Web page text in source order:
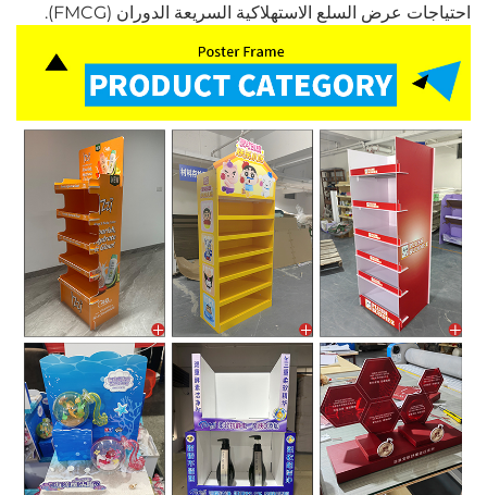
احتياجات عرض السلع الاستهلاكية السريعة الدوران (FMCG).